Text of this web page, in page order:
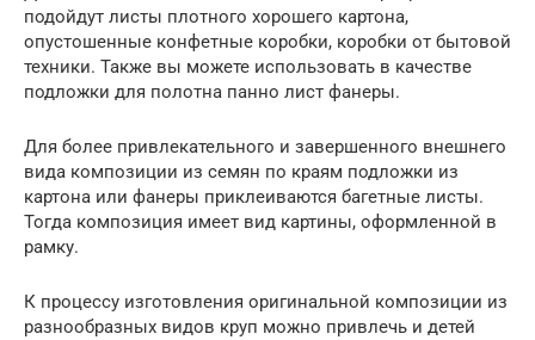
подойдут листы плотного хорошего картона,
опустошенные конфетные коробки, коробки от бытовой
техники. Также вы можете использовать в качестве
подложки для полотна панно лист фанеры.
Для более привлекательного и завершенного внешнего
вида композиции из семян по краям подложки из
картона или фанеры приклеиваются багетные листы.
Тогда композиция имеет вид картины, оформленной в
рамку.
К процессу изготовления оригинальной композиции из
разнообразных видов круп можно привлечь и детей